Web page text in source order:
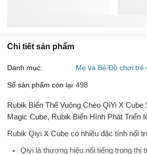
Chi tiết sản phẩm
Danh mục: Mẹ và Bé Đồ chơi trẻ
Số sản phẩm còn lại 498
Rubik Biến Thể Vuông Chéo QiYi X
Magic Cube, Rubik Biến Hình Phát Triển
Rubik Qiyi X Cube có nhiều đặc tính nổi
Qiyi là thương hiệu nổi tiếng trong thị